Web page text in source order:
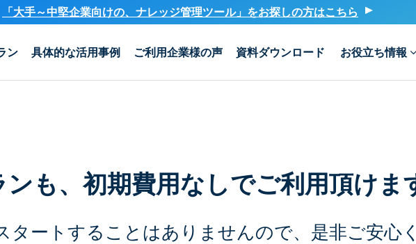
「大手～中堅企業向けの、ナレッジ管理ツール」をお探しの方はこちら
ン 具体的な活用事例 ご利用企業様の声 資料ダウンロード お役立ち情報
ンも、初期費用なしでご利用頂けま
タートすることはありませんので、是非ご安心